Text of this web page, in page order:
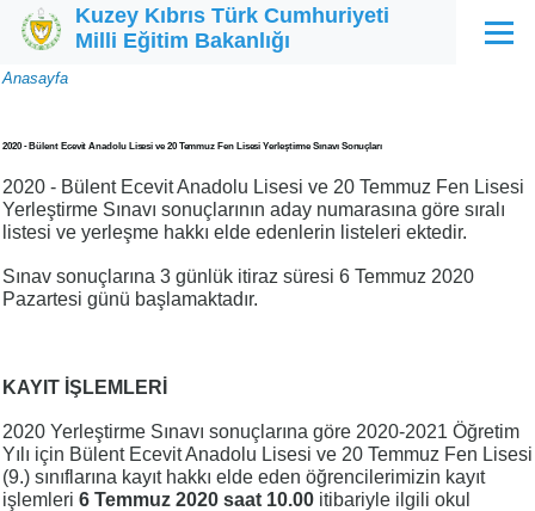
Ana içeriğe atla
Kuzey Kıbrıs Türk Cumhuriyeti
Milli Eğitim Bakanlığı
Menü
Sayfa
Anasayfa
2020 - Bülent Ecevit Anadolu Lisesi ve 20 Temmuz Fen Lisesi Yerleştirme Sınavı Sonuçları
2020 - Bülent Ecevit Anadolu Lisesi ve 20 Temmuz Fen Lisesi
Yerleştirme Sınavı sonuçlarının aday numarasına göre sıralı
listesi ve yerleşme hakkı elde edenlerin listeleri ektedir.
Sınav sonuçlarına 3 günlük itiraz süresi 6 Temmuz 2020
Pazartesi günü başlamaktadır.
KAYIT İŞLEMLERİ
2020 Yerleştirme Sınavı sonuçlarına göre 2020-2021 Öğretim
Yılı için Bülent Ecevit Anadolu Lisesi ve 20 Temmuz Fen Lisesi
(9.) sınıflarına kayıt hakkı elde eden öğrencilerimizin kayıt
işlemleri 6 Temmuz 2020 saat 10.00 itibariyle ilgili okul